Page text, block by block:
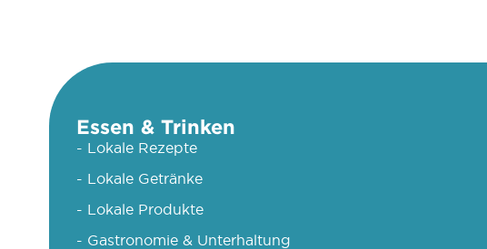
Essen & Trinken
- Lokale Rezepte
- Lokale Getränke
- Lokale Produkte
- Gastronomie & Unterhaltung